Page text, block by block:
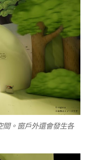
。窗戶外還會發生各